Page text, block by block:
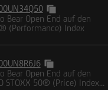
Bear Open End auf den
(Performance) Index
Bear Open End auf den
STOXX 50® (Price) Index